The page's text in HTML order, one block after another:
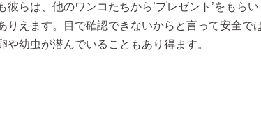
彼らは、他のワンコたちから’プレゼント’をもら
りえます。目で確認できないからと言って安全で
や幼虫が潜んでいることもあり得ます。